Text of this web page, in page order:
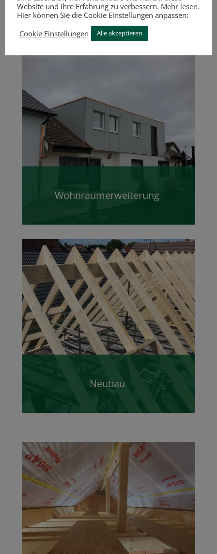
Dachgauben
Wohnraumerweiterung
Neubau
Website und Ihre Erfahrung zu verbessern. Mehr lesen.
Hier können Sie die Cookie Einstellungen anpassen:
Cookie Einstellungen
Alle akzeptieren